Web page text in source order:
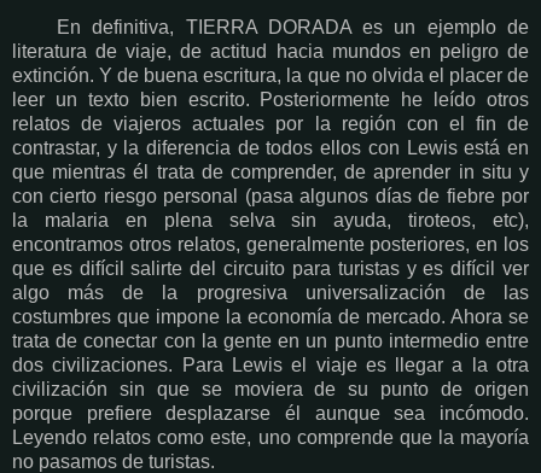
En definitiva, TIERRA DORADA es un ejemplo de
literatura de viaje, de actitud hacia mundos en peligro de
extinción. Y de buena escritura, la que no olvida el placer de
leer un texto bien escrito. Posteriormente he leído otros
relatos de viajeros actuales por la región con el fin de
contrastar, y la diferencia de todos ellos con Lewis está en
que mientras él trata de comprender, de aprender in situ y
con cierto riesgo personal (pasa algunos días de fiebre por
la malaria en plena selva sin ayuda, tiroteos, etc),
encontramos otros relatos, generalmente posteriores, en los
que es difícil salirte del circuito para turistas y es difícil ver
algo más de la progresiva universalización de las
costumbres que impone la economía de mercado. Ahora se
trata de conectar con la gente en un punto intermedio entre
dos civilizaciones. Para Lewis el viaje es llegar a la otra
civilización sin que se moviera de su punto de origen
porque prefiere desplazarse él aunque sea incómodo.
Leyendo relatos como este, uno comprende que la mayoría
no pasamos de turistas.